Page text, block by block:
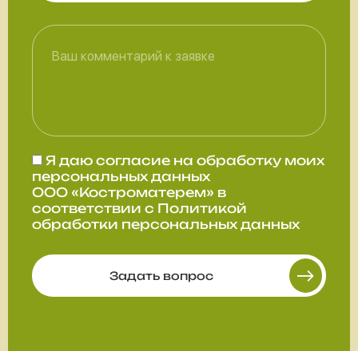
Я даю согласие на обработку моих
персональных данных
ООО «Костроматерем» в
соответствии с Политикой
обработки персональных данных
Задать вопрос